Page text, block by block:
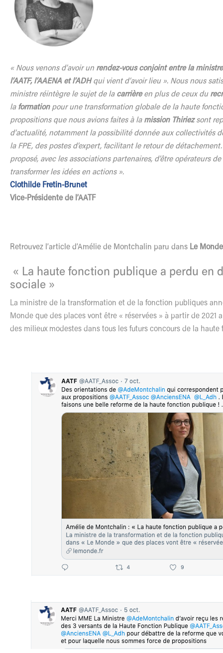
« Nous venons d’avoir un rendez-vous conjoint entre la
l’AATF, l’AAENA et l’ADHqui vient d’avoir lieu ». Nous nous
ministre réintègre le sujet de la carrièreen plus de ceux du
la formationpour une transformation globale de la haute
propositions que nous avions faites à la mission Thiriezsont
d’actualité, notamment la possibilité donnée aux collectivités
la FPE, des postes d’expert, facilitant le retour de
proposé, avec les associations partenaires, d’être opérateurs
transformer les idées en actions ».
Clothilde Fretin-Brunet
Vice-Présidente de l’AATF
Retrouvez l’article d’Amélie de Montchalin paru dans Le
« La haute fonction publique a perdu en
sociale »
La ministre de la transformation et de la fonction publiques
Monde que des places vont être « réservées » à partir de 2021
des milieux modestes dans tous les futurs concours de la